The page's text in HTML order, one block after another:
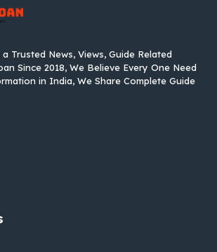
Trusted News, Views, Guide Related
Since 2018, We Believe Every One Need
in India, We Share Complete Guide